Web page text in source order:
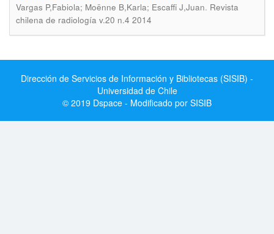
Vargas P,Fabiola; Moënne B,Karla; Escaffi J,Juan. Revista
chilena de radiología v.20 n.4 2014
Dirección de Servicios de Información y Bibliotecas (SISIB) -
Universidad de Chile
© 2019 Dspace - Modificado por SISIB